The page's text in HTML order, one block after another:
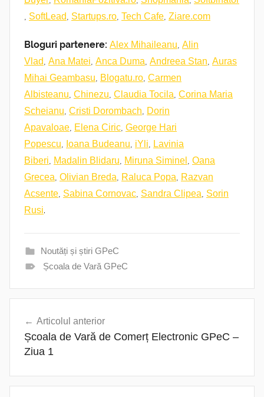
, SoftLead, Startups.ro, Tech Cafe, Ziare.com
Bloguri partenere: Alex Mihaileanu, Alin
Vlad, Ana Matei, Anca Duma, Andreea Stan, Auras
Mihai Geambasu, Blogatu.ro, Carmen
Albisteanu, Chinezu, Claudia Tocila, Corina Maria
Scheianu, Cristi Dorombach, Dorin
Apavaloae, Elena Ciric, George Hari
Popescu, Ioana Budeanu, iYli, Lavinia
Biberi, Madalin Blidaru, Miruna Siminel , Oana
Grecea, Olivian Breda, Raluca Popa, Razvan
Acsente, Sabina Cornovac, Sandra Clipea, Sorin
Rusi.
Noutăți și știri GPeC
Școala de Vară GPeC
articole
Articolul anterior
Școala de Vară de Comerț Electronic GPeC –
Ziua 1